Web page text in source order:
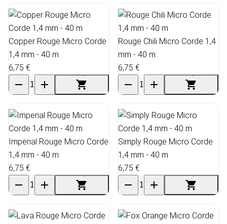
Copper Rouge Micro Corde
1,4 mm - 40 m
6,75 €
Rouge Chili Micro Corde 1,4
mm - 40 m
6,75 €
Imperial Rouge Micro Corde
1,4 mm - 40 m
6,75 €
Simply Rouge Micro Corde
1,4 mm - 40 m
6,75 €